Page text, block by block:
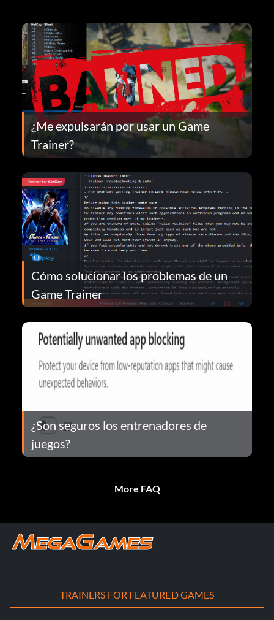
¿Me expulsarán por usar un Game
Trainer?
Cómo solucionar los problemas de un
Game Trainer
¿Son seguros los entrenadores de
juegos?
More FAQ
TRAINERS FOR FEATURED GAMES